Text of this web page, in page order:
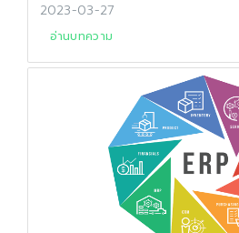
2023-03-27
อ่านบทความ